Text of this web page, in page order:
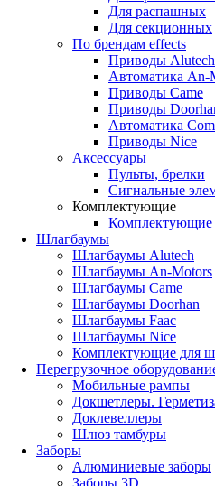
Для распашных
Для секционных
По брендам effects
Приводы Alutech
Автоматика An-
Приводы Came
Приводы
Автоматика
Приводы Nice
Аксессуары
Пульты, брелки
Сигнальные
Комплектующие
Комплектующие
Шлагбаумы
Шлагбаумы Alutech
Шлагбаумы An-Motors
Шлагбаумы Came
Шлагбаумы Doorhan
Шлагбаумы Faac
Шлагбаумы Nice
Комплектующие для
Перегрузочное
Мобильные рампы
Докшетлеры.
Доклевеллеры
Шлюз тамбуры
Заборы
Алюминиевые заборы
Заборы 3D